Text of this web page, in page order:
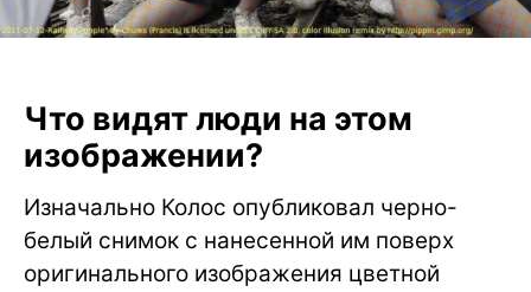
Что видят люди на этом
изображении?
Изначально Колос опубликовал черно-
белый снимок с нанесенной им поверх
оригинального изображения цветной